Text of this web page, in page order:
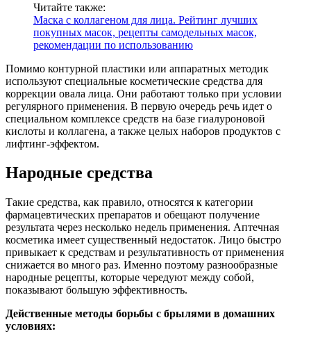
Читайте также:
Маска с коллагеном для лица. Рейтинг лучших
покупных масок, рецепты самодельных масок,
рекомендации по использованию
Помимо контурной пластики или аппаратных методик
используют специальные косметические средства для
коррекции овала лица. Они работают только при условии
регулярного применения. В первую очередь речь идет о
специальном комплексе средств на базе гиалуроновой
кислоты и коллагена, а также целых наборов продуктов с
лифтинг-эффектом.
Народные средства
Такие средства, как правило, относятся к категории
фармацевтических препаратов и обещают получение
результата через несколько недель применения. Аптечная
косметика имеет существенный недостаток. Лицо быстро
привыкает к средствам и результативность от применения
снижается во много раз. Именно поэтому разнообразные
народные рецепты, которые чередуют между собой,
показывают большую эффективность.
Действенные методы борьбы с брылями в домашних
условиях: